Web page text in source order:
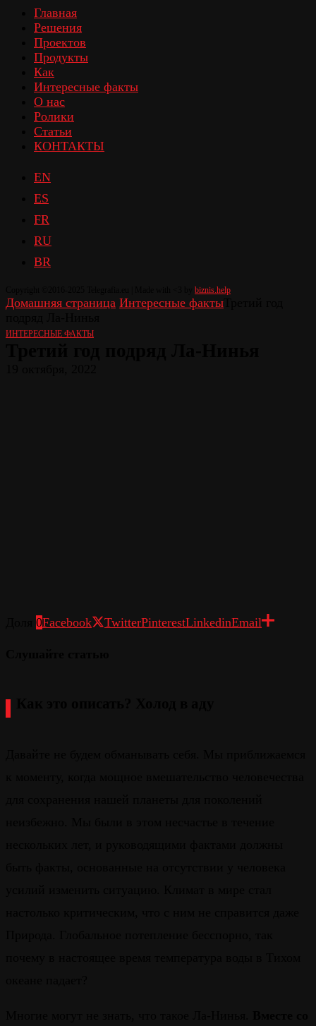
Главная
Решения
Проектов
Продукты
Как
Интересные факты
О нас
Ролики
Статьи
КОНТАКТЫ
EN
ES
FR
RU
BR
biznis.help
Домашняя страница Интересные факты
ИНТЕРЕСНЫЕ ФАКТЫ
0Facebook TwitterPinterestLinkedinEmail